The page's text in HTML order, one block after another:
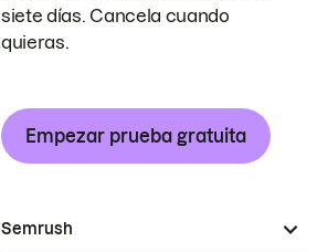
siete días. Cancela cuando
quieras.
Empezar prueba gratuita
Semrush